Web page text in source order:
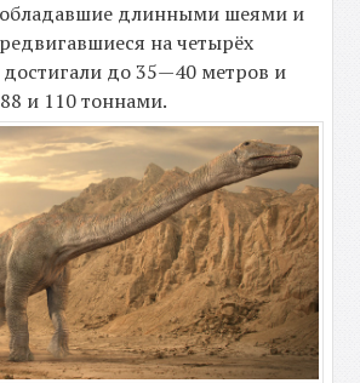
длинными шеями и
на четырёх
достигали до 35—40 метров и
и 110 тоннами.